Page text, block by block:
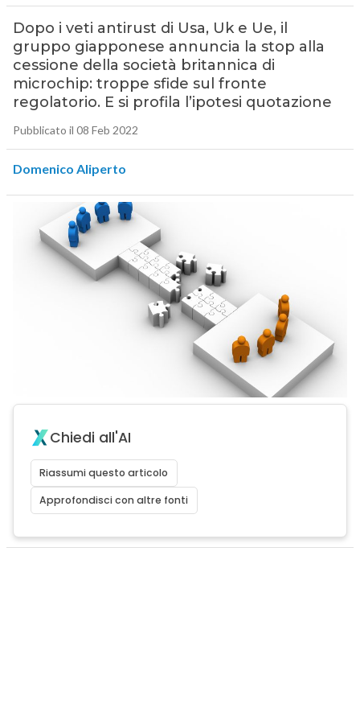
Dopo i veti antirust di Usa, Uk e Ue, il
gruppo giapponese annuncia la stop alla
cessione della società britannica di
microchip: troppe sfide sul fronte
regolatorio. E si profila l’ipotesi quotazione
Pubblicato il 08 Feb 2022
Domenico Aliperto
Chiedi all'AI
Riassumi questo articolo
Approfondisci con altre fonti